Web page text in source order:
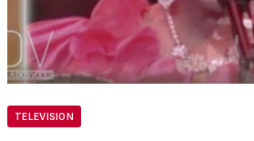
TELEVISION